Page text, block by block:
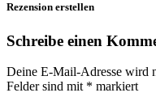
Rezension erstellen
Schreibe einen
Deine E-Mail-Adresse wird
Felder sind mit * markiert